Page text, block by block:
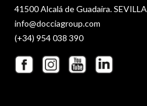
41500 Alcalá de Guadaira. SEVILLA
info@docciagroup.com
(+34) 954 038 390